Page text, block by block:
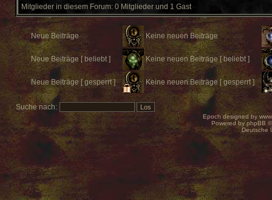
Mitglieder in diesem Forum: 0 Mitglieder und 1 Gast
Neue Beiträge Keine neuen Beiträge
Neue Beiträge [ beliebt ] Keine neuen Beiträge [ beliebt ]
Neue Beiträge [ gesperrt ] Keine neuen Beiträge [ gesperrt ]
Suche nach:
Epoch designed by
Powered byphpBB
Deutsche